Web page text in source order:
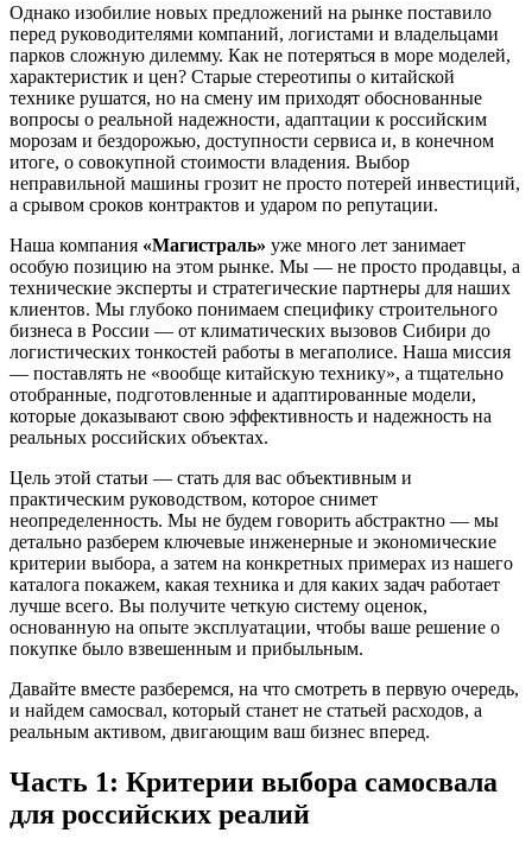
Однако изобилие новых предложений на рынке поставило
перед руководителями компаний, логистами и владельцами
парков сложную дилемму. Как не потеряться в море моделей,
характеристик и цен? Старые стереотипы о китайской
технике рушатся, но на смену им приходят обоснованные
вопросы о реальной надежности, адаптации к российским
морозам и бездорожью, доступности сервиса и, в конечном
итоге, о совокупной стоимости владения. Выбор
неправильной машины грозит не просто потерей инвестиций,
а срывом сроков контрактов и ударом по репутации.
Наша компания «Магистраль» уже много лет занимает
особую позицию на этом рынке. Мы — не просто продавцы, а
технические эксперты и стратегические партнеры для наших
клиентов. Мы глубоко понимаем специфику строительного
бизнеса в России — от климатических вызовов Сибири до
логистических тонкостей работы в мегаполисе. Наша миссия
— поставлять не «вообще китайскую технику», а тщательно
отобранные, подготовленные и адаптированные модели,
которые доказывают свою эффективность и надежность на
реальных российских объектах.
Цель этой статьи — стать для вас объективным и
практическим руководством, которое снимет
неопределенность. Мы не будем говорить абстрактно — мы
детально разберем ключевые инженерные и экономические
критерии выбора, а затем на конкретных примерах из нашего
каталога покажем, какая техника и для каких задач работает
лучше всего. Вы получите четкую систему оценок,
основанную на опыте эксплуатации, чтобы ваше решение о
покупке было взвешенным и прибыльным.
Давайте вместе разберемся, на что смотреть в первую очередь,
и найдем самосвал, который станет не статьей расходов, а
реальным активом, двигающим ваш бизнес вперед.
Часть 1: Критерии выбора самосвала
для российских реалий